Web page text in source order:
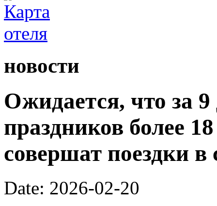
новости
Ожидается, что за 9
праздников более
совершат поездки
Date: 2026-02-20